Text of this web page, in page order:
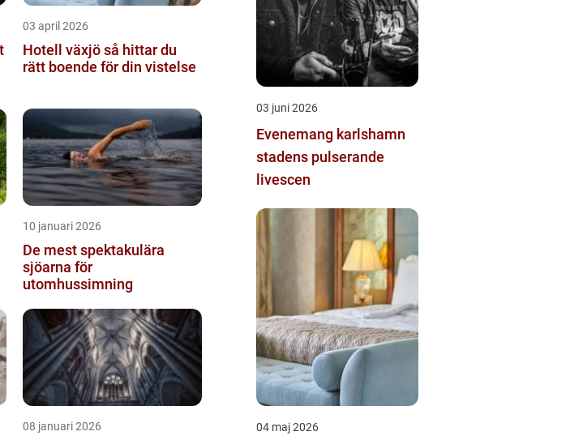
03 april 2026
Hotell växjö så hittar du
rätt boende för din vistelse
10 januari 2026
De mest spektakulära
sjöarna för
utomhussimning
08 januari 2026
03 juni 2026
Evenemang karlshamn
stadens pulserande
livescen
04 maj 2026